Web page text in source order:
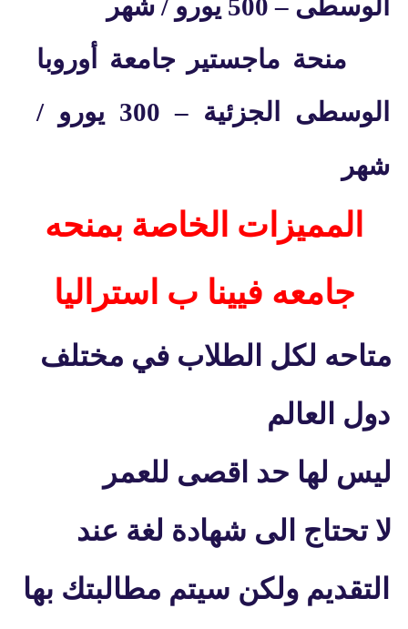
الوسطى –500 يورو / شهر
منحة ماجستير جامعة أوروبا
الوسطى الجزئية –
300 يورو /
شهر
المميزات الخاصة بمنحه
جامعه فيينا ب استراليا
متاحه لكل الطلاب في مختلف
دول العالم
ليس لها حد اقصى للعمر
لا تحتاج الى شهادة لغة عند
التقديم ولكن سيتم مطالبتك بها